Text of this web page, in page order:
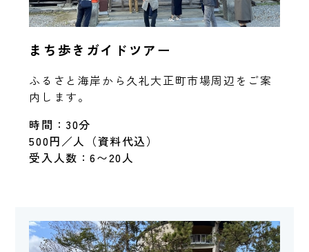
まち歩きガイドツアー
ふるさと海岸から久礼大正町市場周辺をご案
内します。
時間：30分
500円／人（資料代込）
受入人数：6〜20人